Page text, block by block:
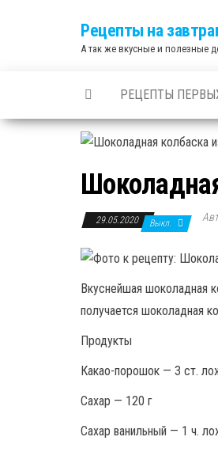
Рецепты на
А так же вкусные и полезные
РЕЦЕПТЫ
29.05.2020 Выкл.
Вкуснейшая шоколадная
получается шоколадная
Продукты
Какао-порошок — 3 ст.
Сахар — 120 г
Сахар ванильный — 1 ч.